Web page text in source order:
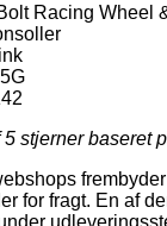
Racing Wheel
5 stjerner baseret
for fragt. En af